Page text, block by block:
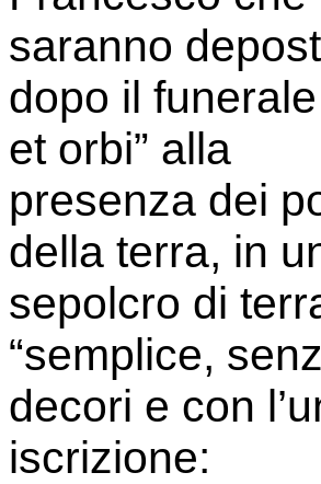
saranno
dopo il funerale
et orbi” alla
presenza dei
della terra, in
sepolcro di
“semplice,
decori e con
iscrizione: